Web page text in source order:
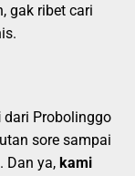
gak ribet cari
dari Probolinggo
sore sampai
Dan ya, kami